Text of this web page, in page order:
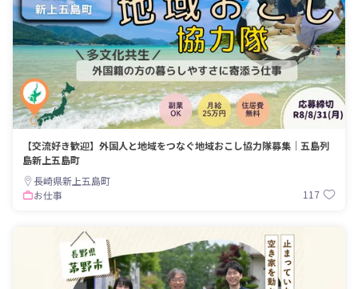
【交流好き歓迎】外国人と地域をつなぐ地域おこし協力隊募集｜五島列
島新上五島町
長崎県新上五島町
お仕事
117